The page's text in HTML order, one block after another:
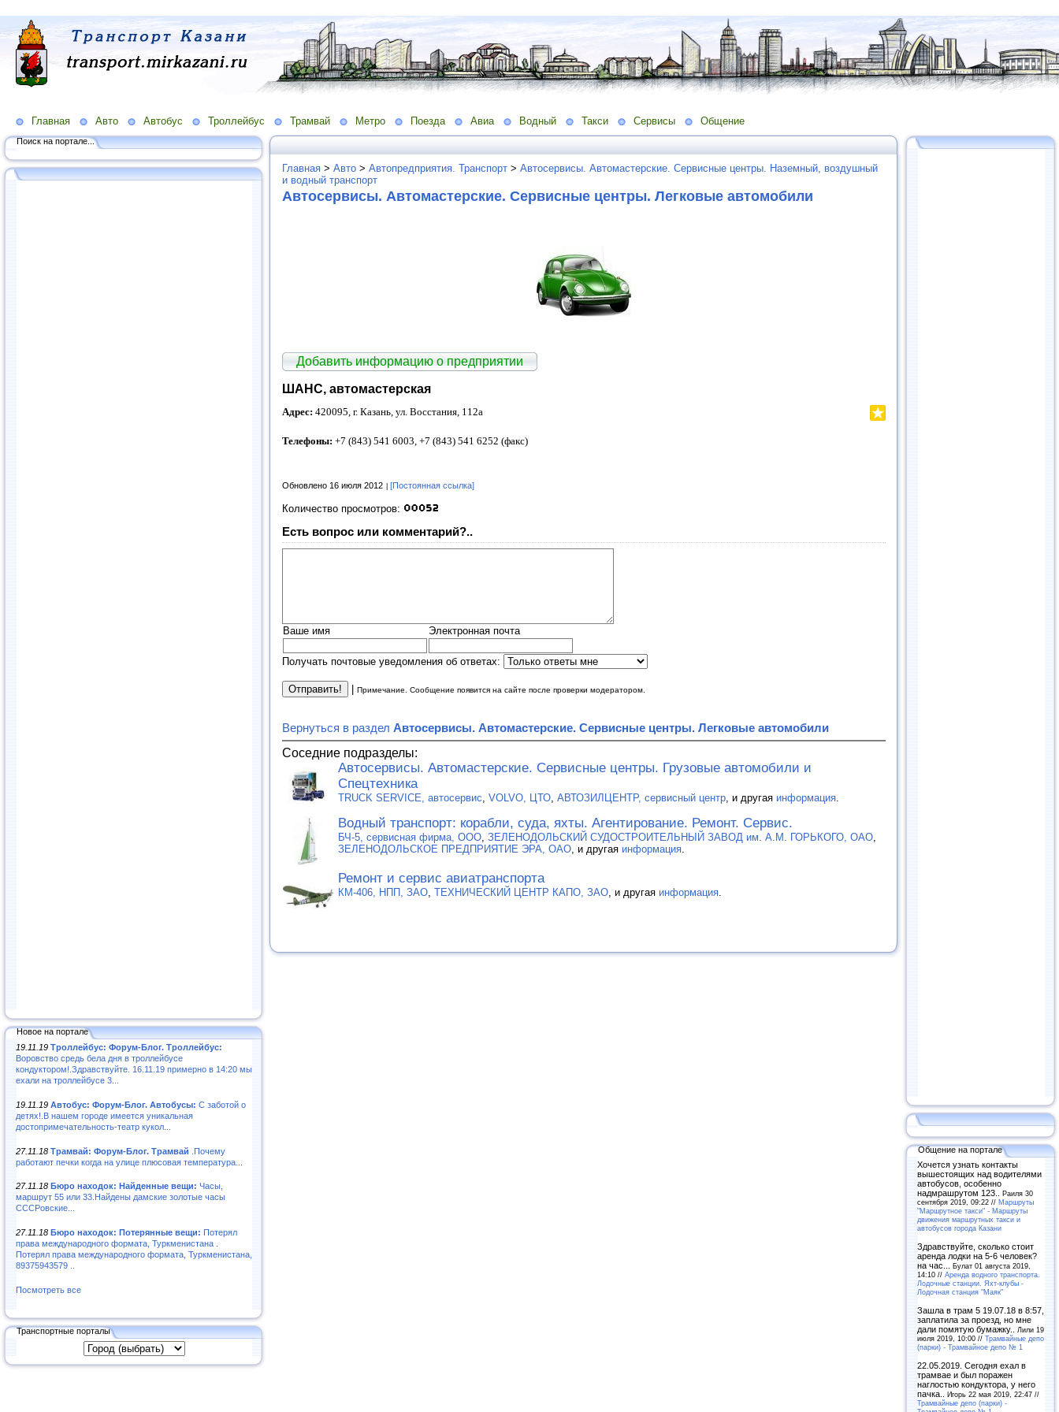
Главная Авто Автобус Троллейбус Трамвай Метро Поезда Авиа Водный Такси Сервисы Общение
Поиск на портале...
Новое на портале
19.11.19 Троллейбус: Форум-Блог. Троллейбус:
Воровство средь бела дня в троллейбусе
кондуктором!.Здравствуйте. 16.11.19 примерно в 14:20 мы
ехали на троллейбусе 3...
19.11.19 Автобус: Форум-Блог. Автобусы: С заботой о
детях!.В нашем городе имеется уникальная
достопримечательность-театр кукол...
27.11.18 Трамвай: Форум-Блог. Трамвай .Почему
работают печки когда на улице плюсовая температура...
27.11.18 Бюро находок: Найденные вещи: Часы,
маршрут 55 или 33.Найдены дамские золотые часы
СССРовские...
27.11.18 Бюро находок: Потерянные вещи: Потерял
права международного формата, Туркменистана .
Потерял права международного формата, Туркменистана,
89375943579 ..
Посмотреть все
Транспортные порталы
Главная > Авто > Автопредприятия. Транспорт > Автосервисы. Автомастерские. Сервисные центры. Наземный, воздушный
и водный транспорт
Автосервисы. Автомастерские. Сервисные центры. Легковые автомобили
Добавить информацию о предприятии
ШАНС, автомастерская
Адрес: 420095, г. Казань, ул. Восстания, 112а
Телефоны: +7 (843) 541 6003, +7 (843) 541 6252 (факс)
Обновлено 16 июля 2012 [Постоянная ссылка]
Количество просмотров:
Есть вопрос или комментарий?..
Ваше имя Электронная почта
Получать почтовые уведомления об ответах:
Примечание. Сообщение появится на сайте после проверки модератором.
Вернуться в раздел Автосервисы. Автомастерские. Сервисные центры. Легковые автомобили
Соседние подразделы:
Автосервисы. Автомастерские. Сервисные центры. Грузовые автомобили и
Спецтехника
TRUCK SERVICE, автосервис, VOLVO, ЦТО, АВТОЗИЛЦЕНТР, сервисный центр, и другая информация.
Водный транспорт: корабли, суда, яхты. Агентирование. Ремонт. Сервис.
БЧ-5, сервисная фирма, ООО, ЗЕЛЕНОДОЛЬСКИЙ СУДОСТРОИТЕЛЬНЫЙ ЗАВОД им. А.М. ГОРЬКОГО, ОАО,
ЗЕЛЕНОДОЛЬСКОЕ ПРЕДПРИЯТИЕ ЭРА, ОАО, и другая информация.
Ремонт и сервис авиатранспорта
КМ-406, НПП, ЗАО, ТЕХНИЧЕСКИЙ ЦЕНТР КАПО, ЗАО, и другая информация.
Общение на портале
Хочется узнать контакты
вышестоящих над водителями
автобусов, особенно
надмрашрутом 123.. Раиля 30
сентября 2019, 09:22 // Маршруты
"Маршрутное такси" - Маршруты
движения маршрутных такси и
автобусов города Казани
Здравствуйте, сколько стоит
аренда лодки на 5-6 человек?
на час... Булат 01 августа 2019,
14:10 // Аренда водного транспорта.
Лодочные станции. Яхт-клубы -
Лодочная станция "Маяк"
Зашла в трам 5 19.07.18 в 8:57,
заплатила за проезд, но мне
дали помятую бумажку..
Лили 19
июля 2019, 10:00 // Трамвайные депо
(парки) - Трамвайное депо № 1
22.05.2019. Сегодня ехал в
трамвае и был поражен
наглостью кондуктора, у него
пачка.. Игорь 22 мая 2019, 22:47 //
Трамвайные депо (парки) -